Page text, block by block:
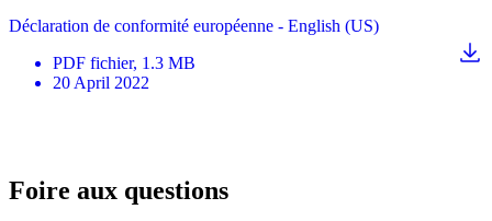
Déclaration de conformité européenne - English (US)
PDF fichier, 1.3 MB
20 April 2022
Foire aux questions